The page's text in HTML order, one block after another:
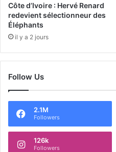
Côte d’Ivoire : Hervé Renard
redevient sélectionneur des
Éléphants
il y a 2 jours
Follow Us
2.1M
Followers
126k
Followers